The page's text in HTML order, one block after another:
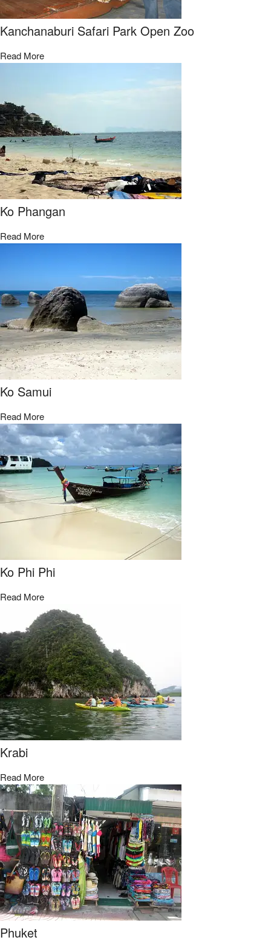
Kanchanaburi Safari Park Open Zoo​
Read More
Ko Phangan
Read More
Ko Samui
Read More
Ko Phi Phi
Read More
Krabi
Read More
Phuket